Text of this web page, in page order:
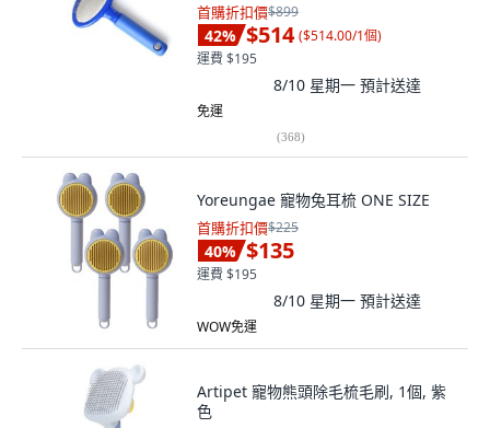
首購折扣價$899
42% $514 ($514.00/1個)
運費 $195
8/10 星期一 預計送達
免運
(368)
Yoreungae 寵物兔耳梳 ONE SIZE
首購折扣價$225
40% $135
運費 $195
8/10 星期一 預計送達
WOW免運
Artipet 寵物熊頭除毛梳毛刷, 1個, 紫
色